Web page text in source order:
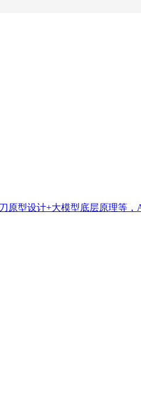
原型设计+大模型底层原理等，